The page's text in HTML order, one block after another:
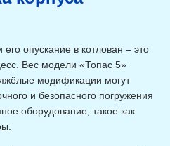
опускание в котлован – это
Вес модели «Топас 5»
модификации могут
и безопасного погружения
оборудование, такое как